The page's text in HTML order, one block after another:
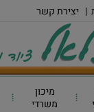
| יצירת קשר
מיכון
משרדי